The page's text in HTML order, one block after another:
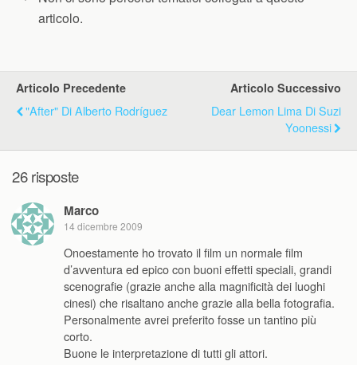
articolo.
Articolo Precedente
"After" Di Alberto Rodríguez
Articolo Successivo
Dear Lemon Lima Di Suzi
Yoonessi
26 risposte
Marco
14 dicembre 2009
Onoestamente ho trovato il film un normale film
d’avventura ed epico con buoni effetti speciali, grandi
scenografie (grazie anche alla magnificità dei luoghi
cinesi) che risaltano anche grazie alla bella fotografia.
Personalmente avrei preferito fosse un tantino più
corto.
Buone le interpretazione di tutti gli attori.